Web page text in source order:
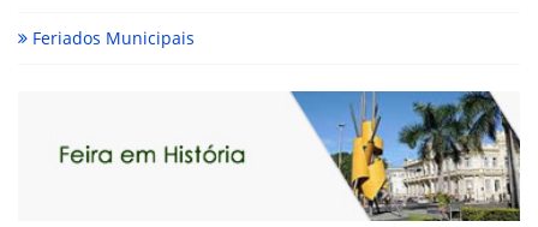
Feriados Municipais